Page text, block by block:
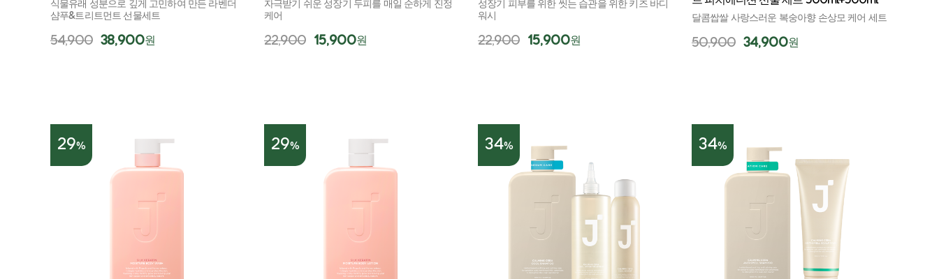
식물유래 성분으로 깊게 고민하여 만든 라벤더
샴푸&트리트먼트 선물세트
54,900 38,900원
자극받기 쉬운 성장기 두피를 매일 순하게 진정
케어
22,900 15,900원
성장기 피부를 위한 씻는 습관을 위한 키즈 바디
워시
22,900 15,900원
달콤쌉쌀 사랑스러운 복숭아향 손상모 케어 세트
50,900 34,900원
29% 29% 34% 34%